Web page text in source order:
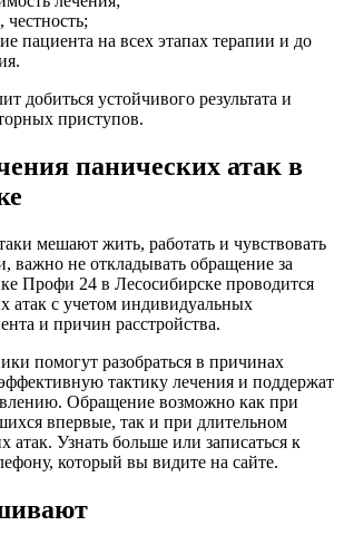
честность;
пациента на всех этапах терапии и до
добиться устойчивого результата и
приступов.
панических атак в
мешают жить, работать и чувствовать
важно не откладывать обращение за
Профи 24 в Лесосибирске проводится
атак с учетом индивидуальных
и причин расстройства.
помогут разобраться в причинах
тактику лечения и поддержат
Обращение возможно как при
впервые, так и при длительном
атак. Узнать больше или записаться к
который вы видите на сайте.